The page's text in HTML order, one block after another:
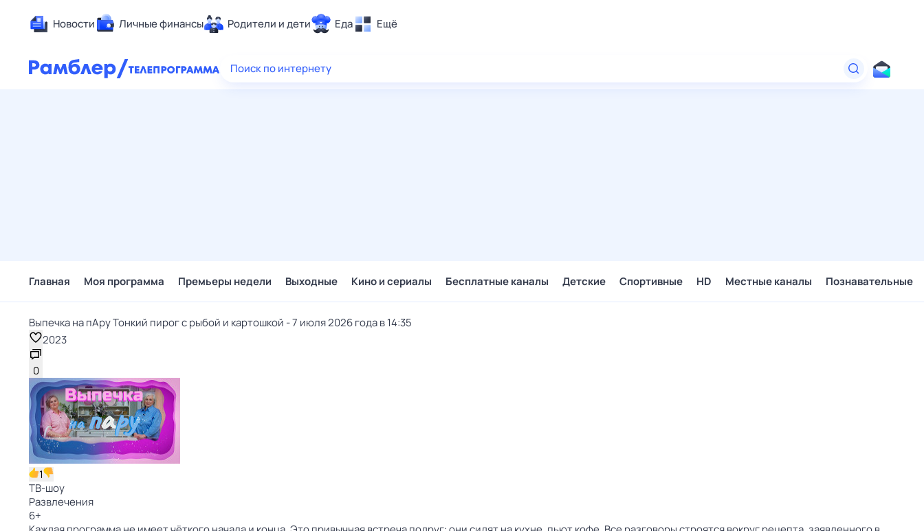
Новости Личные финансы Родители и дети Еда Ещё
Здоровье
Поиск по интернету
Главная Моя программа Премьеры недели Выходные Кино и сериалы Бесплатные каналы Детские Спортивные HD Местные каналы Познавательные
Выпечка на пАру Тонкий пирог с рыбой и картошкой - 7 июля 2026 года в 14:35
2023
0
1
ТВ-шоу
Развлечения
6+